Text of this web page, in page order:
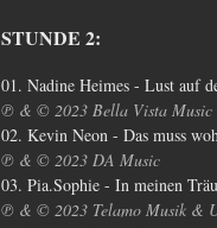
STUNDE 2:
01. Nadine Heimes - Lust auf
℗ & © 2023 Bella Vista Music
02. Kevin Neon - Das muss
℗ & © 2023 DA Music
03. Pia.Sophie - In meinen
℗ & © 2023 Telamo Musik &